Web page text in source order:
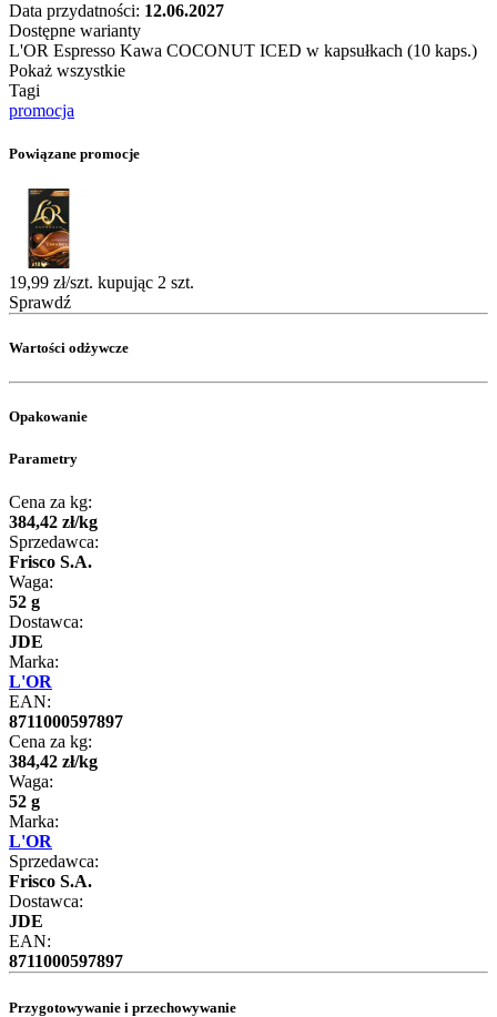
Data przydatności: 12.06.2027
Dostępne warianty
L'OR Espresso Kawa COCONUT ICED w kapsułkach (10 kaps.)
Pokaż wszystkie
Tagi
promocja
Powiązane promocje
19,99 zł/szt. kupując 2 szt.
Sprawdź
Wartości odżywcze
Opakowanie
Parametry
Cena za kg:
384,42 zł/kg
Sprzedawca:
Frisco S.A.
Waga:
52 g
Dostawca:
JDE
Marka:
L'OR
EAN:
8711000597897
Cena za kg:
384,42 zł/kg
Waga:
52 g
Marka:
L'OR
Sprzedawca:
Frisco S.A.
Dostawca:
JDE
EAN:
8711000597897
Przygotowywanie i przechowywanie